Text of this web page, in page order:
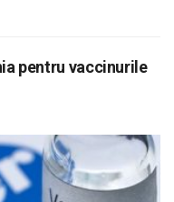
pentru vaccinurile